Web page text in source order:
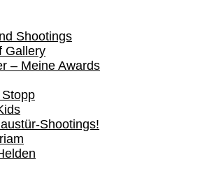
Shootings
Gallery
– Meine Awards
Shootings!